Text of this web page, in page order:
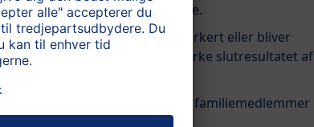
ikke vinde mere end en præmie.
forsvinder, skades, sendes forkert eller bliver
problemer, der kan påvirke slutresultatet af
GmbH & Co. Vertrieb KG eller familiemedlemmer